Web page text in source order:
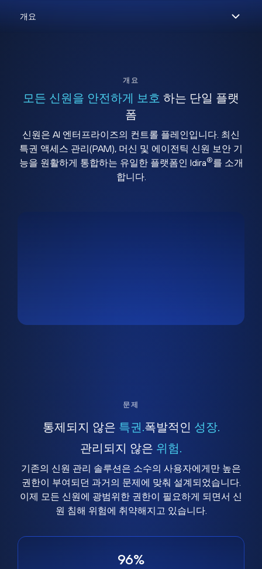
개요
모든 신원을 안전하게 보호 하는 단일 플랫
폼
신원은 AI 엔터프라이즈의 컨트롤 플레인입니다. 최신
특권 액세스 관리(PAM), 머신 및 에이전틱 신원 보안 기
능을 원활하게 통합하는 유일한 플랫폼인 Idira®를 소개
합니다.
문제
통제되지 않은 특권. 폭발적인 성장.
관리되지 않은 위험.
기존의 신원 관리 솔루션은 소수의 사용자에게만 높은
권한이 부여되던 과거의 문제에 맞춰 설계되었습니다.
이제 모든 신원에 광범위한 권한이 필요하게 되면서 신
원 침해 위험에 취약해지고 있습니다.
96%